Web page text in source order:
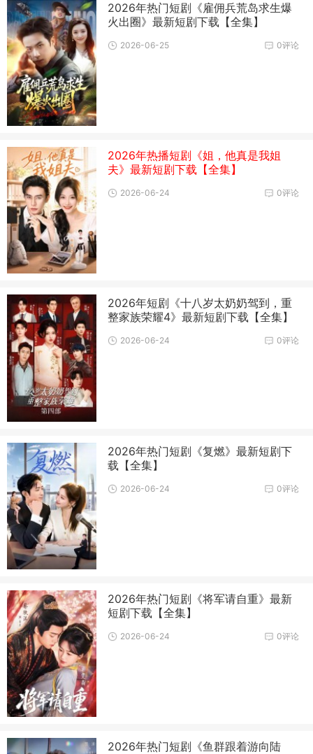
2026年热门短剧《雇佣兵荒岛求生爆
火出圈》最新短剧下载【全集】
0评论
2026-06-25
2026年热播短剧《姐，他真是我姐
夫》最新短剧下载【全集】
0评论
2026-06-24
2026年短剧《十八岁太奶奶驾到，重
整家族荣耀4》最新短剧下载【全集】
0评论
2026-06-24
2026年热门短剧《复燃》最新短剧下
载【全集】
0评论
2026-06-24
2026年热门短剧《将军请自重》最新
短剧下载【全集】
0评论
2026-06-24
2026年热门短剧《鱼群跟着游向陆